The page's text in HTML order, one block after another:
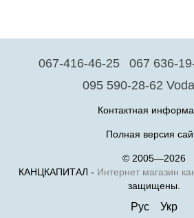
067-416-46-25
067 636-
095 590-28-62
Контактная
Полная версия
© 2005—2026
КАНЦКАПИТАЛ - Интернет магазин
защищены.
Рус Укр